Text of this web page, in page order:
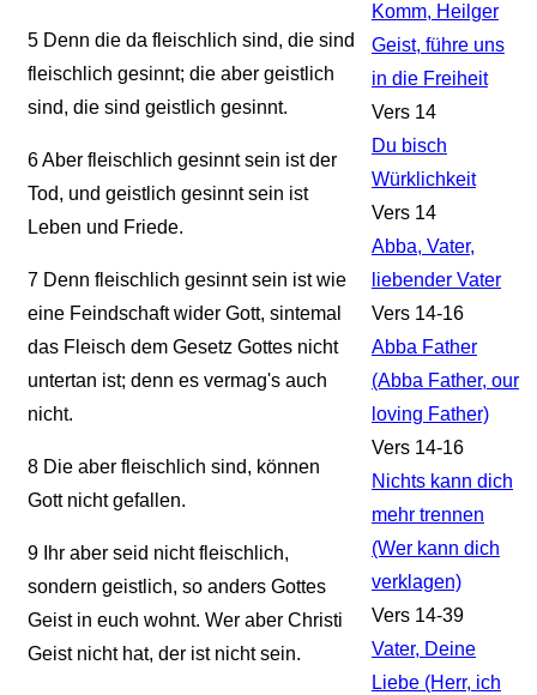
5Denn die da fleischlich sind, die sind
fleischlich gesinnt; die aber geistlich
sind, die sind geistlich gesinnt.
6Aber fleischlich gesinnt sein ist der
Tod, und geistlich gesinnt sein ist
Leben und Friede.
7Denn fleischlich gesinnt sein ist wie
eine Feindschaft wider Gott, sintemal
das Fleisch dem Gesetz Gottes nicht
untertan ist; denn es vermag's auch
nicht.
8Die aber fleischlich sind, können
Gott nicht gefallen.
9Ihr aber seid nicht fleischlich,
sondern geistlich, so anders Gottes
Geist in euch wohnt. Wer aber Christi
Geist nicht hat, der ist nicht sein.
Komm, Heilger
Geist, führe uns
in die Freiheit
Vers 14
Du bisch
Würklichkeit
Vers 14
Abba, Vater,
liebender Vater
Vers 14-16
Abba Father
(Abba Father, our
loving Father)
Vers 14-16
Nichts kann dich
mehr trennen
(Wer kann dich
verklagen)
Vers 14-39
Vater, Deine
Liebe (Herr, ich